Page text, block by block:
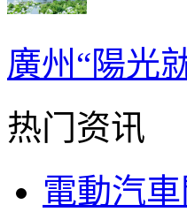
廣州“陽光
热门资讯
電動汽